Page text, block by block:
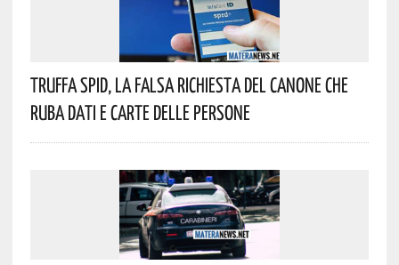
Truffa Spid, La Falsa Richiesta Del Canone Che
Ruba Dati E Carte Delle Persone